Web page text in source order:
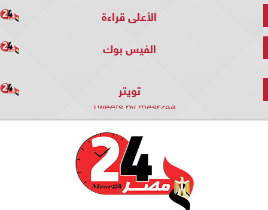
الأعلى قراءة
الفيس بوك
تويتر
Tweets by mesr244